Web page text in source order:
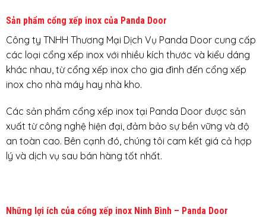
Sản phẩm cổng xếp inox của Panda Door
Công ty TNHH Thương Mại Dịch Vụ Panda Door cung cấp
các loại cổng xếp inox với nhiều kích thước và kiểu dáng
khác nhau, từ cổng xếp inox cho gia đình đến cổng xếp
inox cho nhà máy hay nhà kho.
Các sản phẩm cổng xếp inox tại Panda Door được sản
xuất từ công nghệ hiện đại, đảm bảo sự bền vững và độ
an toàn cao. Bên cạnh đó, chúng tôi cam kết giá cả hợp
lý và dịch vụ sau bán hàng tốt nhất.
Những lợi ích của cổng xếp inox Ninh Bình – Panda Door